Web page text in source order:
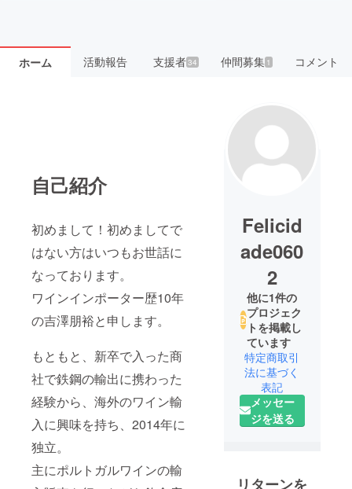
ホーム 活動報告 支援者34 仲間募集 1 コメント
自己紹介
初めまして！初めましてで
はない方はいつもお世話に
なっております。
ワインインポーター歴10年
の吉澤朋裕と申します。
もともと、新卒で入った商
社で鉄鋼の輸出に携わった
経験から、海外のワイン輸
入に興味を持ち、2014年に
独立。
主にポルトガルワインの輸
Felicid
ade060
2
他に1件の
プロジェク
トを掲載し
ています
特定商取引
法に基づく
表記
メッセー
ジを送る
リターンを